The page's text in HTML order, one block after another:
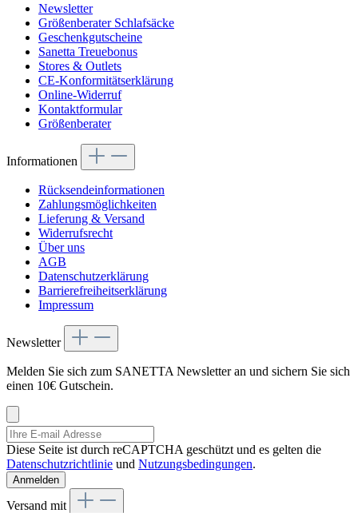
Newsletter
Größenberater Schlafsäcke
Geschenkgutscheine
Sanetta Treuebonus
Stores & Outlets
CE-Konformitätserklärung
Online-Widerruf
Kontaktformular
Größenberater
Informationen
Rücksendeinformationen
Zahlungsmöglichkeiten
Lieferung & Versand
Widerrufsrecht
Über uns
AGB
Datenschutzerklärung
Barrierefreiheitserklärung
Impressum
Newsletter
Melden Sie sich zum SANETTA Newsletter an und sichern Sie sich
einen 10€ Gutschein.
Diese Seite ist durch reCAPTCHA geschützt und es gelten die
Datenschutzrichtlinie und Nutzungsbedingungen.
Anmelden
Versand mit